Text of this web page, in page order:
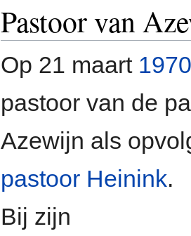
Pastoor van
Op 21 maart 1970
pastoor van de
Azewijn als
pastoor Heinink.
Bij zijn